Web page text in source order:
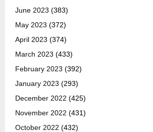
June 2023 (383)
May 2023 (372)
April 2023 (374)
March 2023 (433)
February 2023 (392)
January 2023 (293)
December 2022 (425)
November 2022 (431)
October 2022 (432)